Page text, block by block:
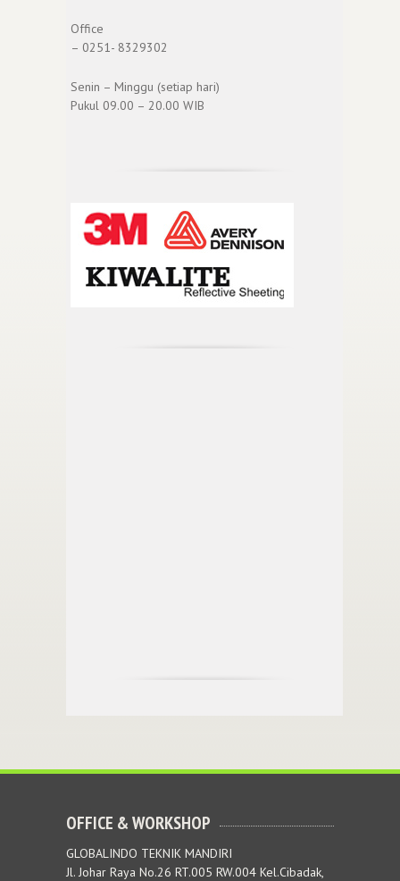
Office
– 0251- 8329302
Senin – Minggu (setiap hari)
Pukul 09.00 – 20.00 WIB
OFFICE & WORKSHOP
GLOBALINDO TEKNIK MANDIRI
Jl. Johar Raya No.26 RT.005 RW.004 Kel.Cibadak,